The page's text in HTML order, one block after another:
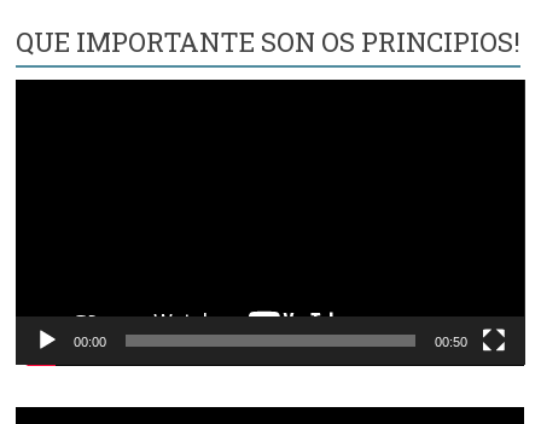
QUE IMPORTANTE SON OS PRINCIPIOS!
00:00 00:50